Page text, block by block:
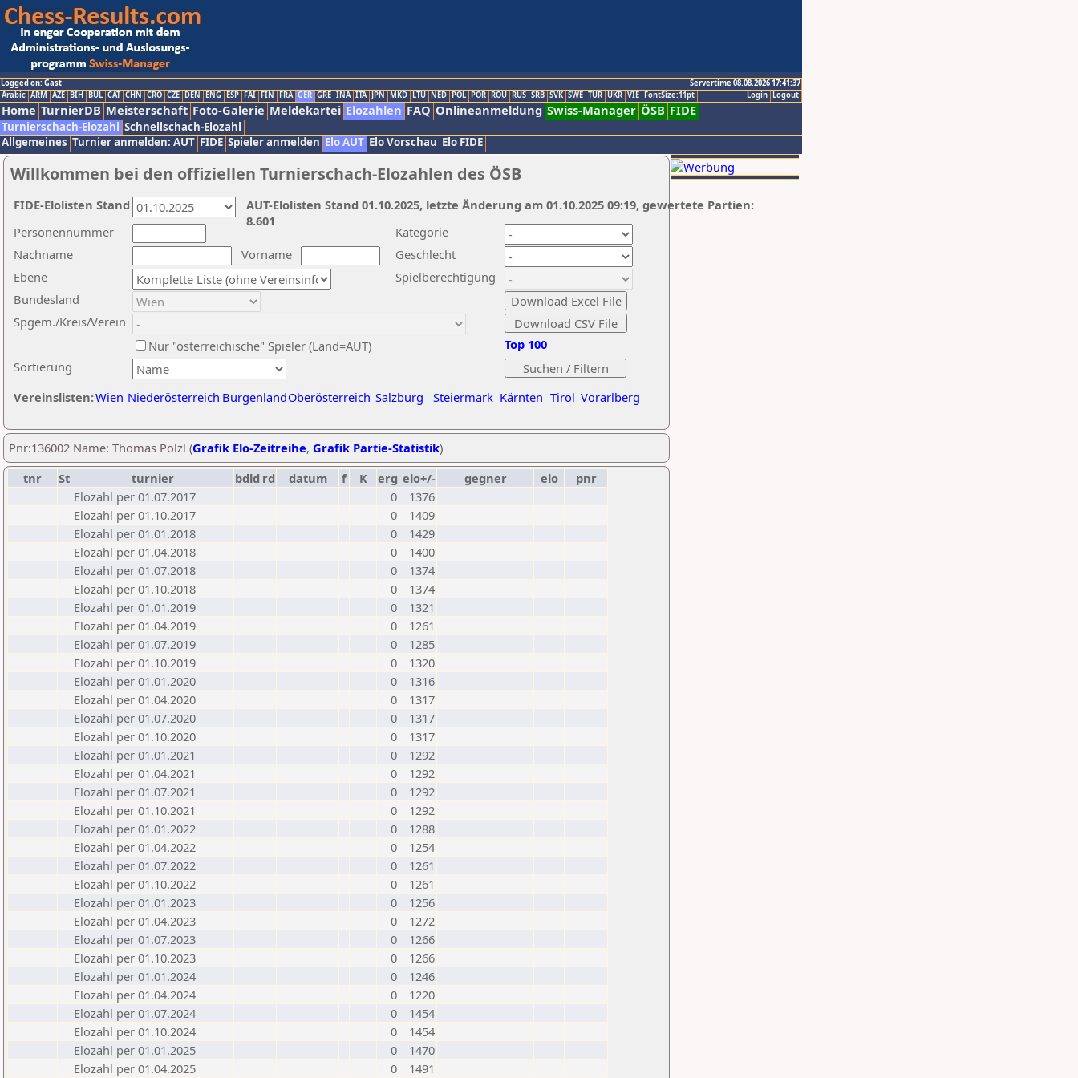
Logged on: Gast
Servertime 08.08.2026 17:41:37
Logout
Login
Arabic ARM AZE BIH BUL CAT CHN CRO CZE DEN ENG ESP FAI FIN FRA GER GRE INA ITA JPN MKD LTU NED POL POR ROU RUS SRB SVK SWE TUR UKR VIE FontSize:11pt
Home TurnierDB Meisterschaft Foto-Galerie Meldekartei Elozahlen FAQ Onlineanmeldung Swiss-Manager ÖSB FIDE
Turnierschach-Elozahl Schnellschach-Elozahl
Allgemeines Turnier anmelden: AUT FIDE Spieler anmelden Elo AUT Elo Vorschau Elo FIDE
Willkommen bei den offiziellen Turnierschach-Elozahlen des ÖSB
Nachname
Vorname
Ebene
Kategorie
Sortierung
Personennummer
Bundesland
Spgem./Kreis/Verein
Geschlecht
Nur "österreichische" Spieler (Land=AUT)
Spielberechtigung
Vereinslisten:Wien Niederösterreich BurgenlandOberösterreich Salzburg Steiermark Kärnten Tirol Vorarlberg
Top 100
AUT-Elolisten Stand 01.10.2025, letzte Änderung am 01.10.2025 09:19, gewertete Partien:
8.601
FIDE-Elolisten Stand
Pnr:136002 Name: Thomas Pölzl (Grafik Elo-Zeitreihe, Grafik Partie-Statistik)
tnr
St turnier bdld rd datum f K erg elo+/- gegner elo
pnr
Elozahl per 01.07.2017
0
1376
Elozahl per 01.10.2017
0
1409
Elozahl per 01.01.2018
0
1429
Elozahl per 01.04.2018
0
1400
Elozahl per 01.07.2018
0
1374
Elozahl per 01.10.2018
0
1374
Elozahl per 01.01.2019
0
1321
Elozahl per 01.04.2019
0
1261
Elozahl per 01.07.2019
0
1285
Elozahl per 01.10.2019
0
1320
Elozahl per 01.01.2020
0
1316
Elozahl per 01.04.2020
0
1317
Elozahl per 01.07.2020
0
1317
Elozahl per 01.10.2020
0
1317
Elozahl per 01.01.2021
0
1292
Elozahl per 01.04.2021
0
1292
Elozahl per 01.07.2021
0
1292
Elozahl per 01.10.2021
0
1292
Elozahl per 01.01.2022
0
1288
Elozahl per 01.04.2022
0
1254
Elozahl per 01.07.2022
0
1261
Elozahl per 01.10.2022
0
1261
Elozahl per 01.01.2023
0
1256
Elozahl per 01.04.2023
0
1272
Elozahl per 01.07.2023
0
1266
Elozahl per 01.10.2023
0
1266
Elozahl per 01.01.2024
0
1246
Elozahl per 01.04.2024
0
1220
Elozahl per 01.07.2024
0
1454
Elozahl per 01.10.2024
0
1454
Elozahl per 01.01.2025
0
1470
Elozahl per 01.04.2025
0 1491